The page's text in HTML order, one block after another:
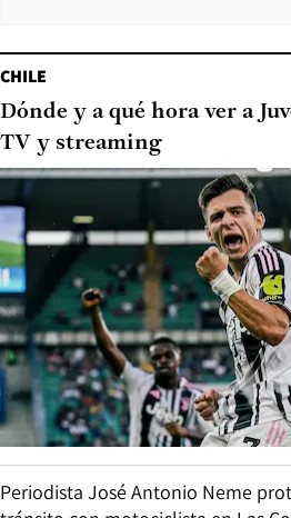
CHILE
Dónde y a qué hora ver a
TV y streaming
Periodista José Antonio Neme